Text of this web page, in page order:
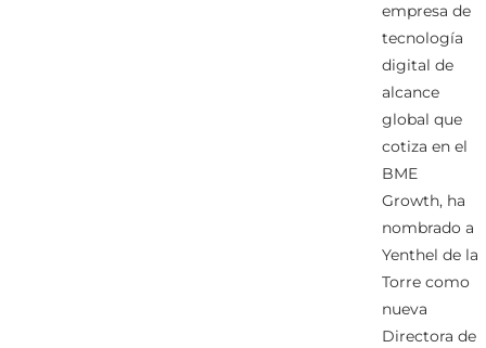
empresa de
tecnología
digital de
alcance
global que
cotiza en el
BME
Growth, ha
nombrado a
Yenthel de la
Torre como
nueva
Directora de